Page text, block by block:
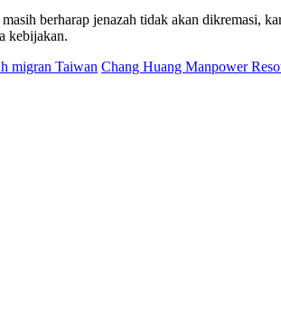
berharap jenazah tidak akan dikremasi,
kebijakan.
migran Taiwan Chang Huang Manpower